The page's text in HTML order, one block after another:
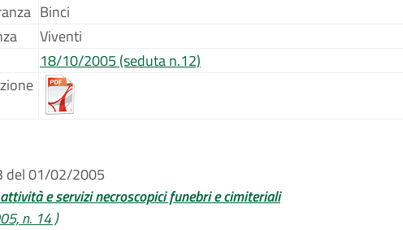
Binci
Viventi
18/10/2005 (seduta n.12)
del 01/02/2005
e servizi necroscopici funebri e cimiteriali
n. 14 )